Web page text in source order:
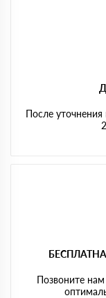
После
Позвоните